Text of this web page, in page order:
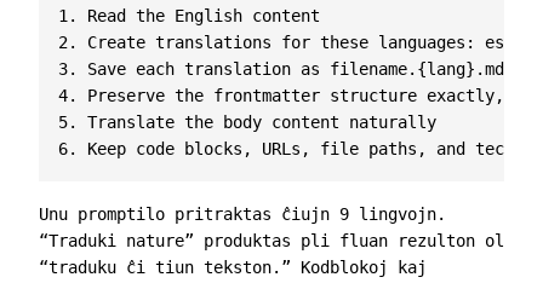
1. Read the English content
2. Create translations for these languages:
3. Save each translation as filename.{lang}.md
4. Preserve the frontmatter structure exactly,
5. Translate the body content naturally
Unu promptilo pritraktas ĉiujn 9 lingvojn.
“Traduki nature” produktas pli fluan rezulton ol
“traduku ĉi tiun tekston.” Kodblokoj kaj